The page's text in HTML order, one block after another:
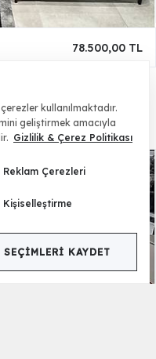
78.500,00 TL
kullanılmaktadır.
geliştirmek amacıyla
Gizlilik & Çerez Politikası
Reklam Çerezleri
Kişiselleştirme
SEÇIMLERI KAYDET